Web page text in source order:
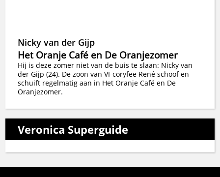
Nicky van der Gijp
Het Oranje Café en De Oranjezomer
Hij is deze zomer niet van de buis te slaan: Nicky van
der Gijp (24). De zoon van VI-coryfee René schoof en
schuift regelmatig aan in Het Oranje Café en De
Oranjezomer.
Veronica Superguide